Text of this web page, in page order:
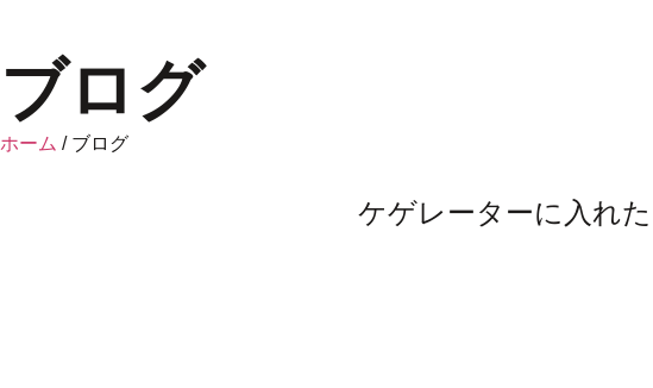
ブログ
ホーム / ブログ
ケゲレーターに入れ